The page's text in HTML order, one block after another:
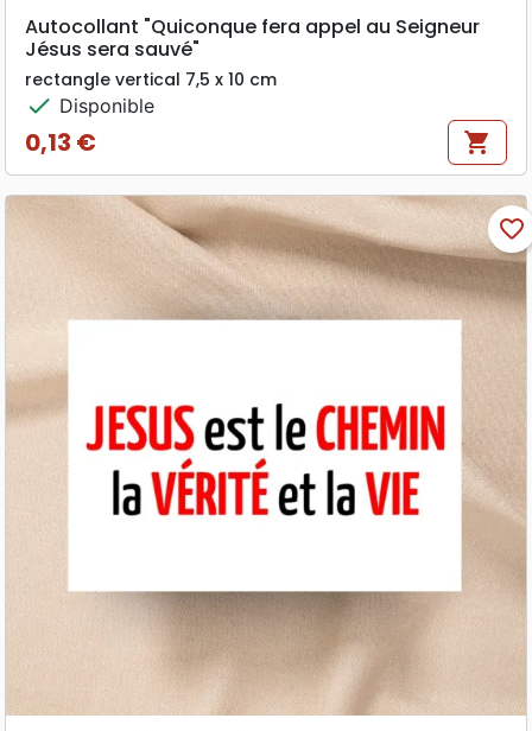
Autocollant "Quiconque fera appel au Seigneur
Jésus sera sauvé"
rectangle vertical 7,5 x 10 cm
check Disponible
Prix
0,13 € shopping_cart
favorite_border